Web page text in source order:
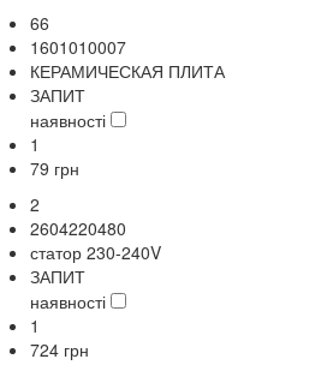
66
1601010007
КЕРАМИЧЕСКАЯ ПЛИТА
ЗАПИТ
наявності
1
79 грн
2
2604220480
статор 230-240V
ЗАПИТ
наявності
1
724 грн